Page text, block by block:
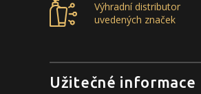
Výhradní distributor
uvedených značek
Užitečné informace